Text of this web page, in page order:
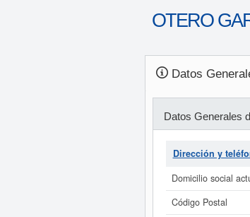
OTERO
Datos
Datos Generales
Dirección y
Domicilio social
Código Postal